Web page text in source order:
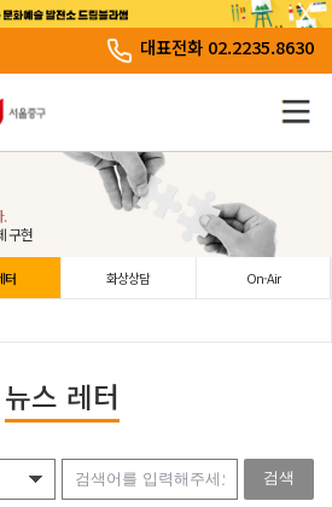
문 바로 가기
메뉴 바로가기
뉴 바로 가기
대표전화 02.2235.8630
.
구현
터 화상상담 On-Air
뉴스 레터